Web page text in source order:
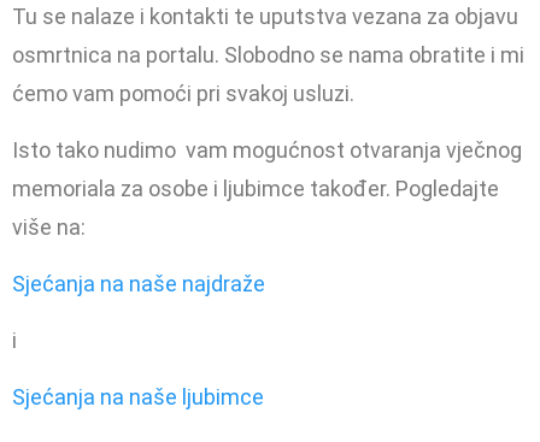
Tu se nalaze i kontakti te uputstva vezana za objavu
osmrtnica na portalu. Slobodno se nama obratite i mi
ćemo vam pomoći pri svakoj usluzi.
Isto tako nudimo vam mogućnost otvaranja vječnog
memoriala za osobe i ljubimce također. Pogledajte
više na:
Sjećanja na naše najdraže
i
Sjećanja na naše ljubimce